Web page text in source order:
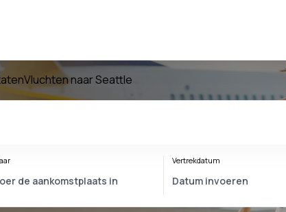
Vluchten naar Seattle
Vertrekdatum